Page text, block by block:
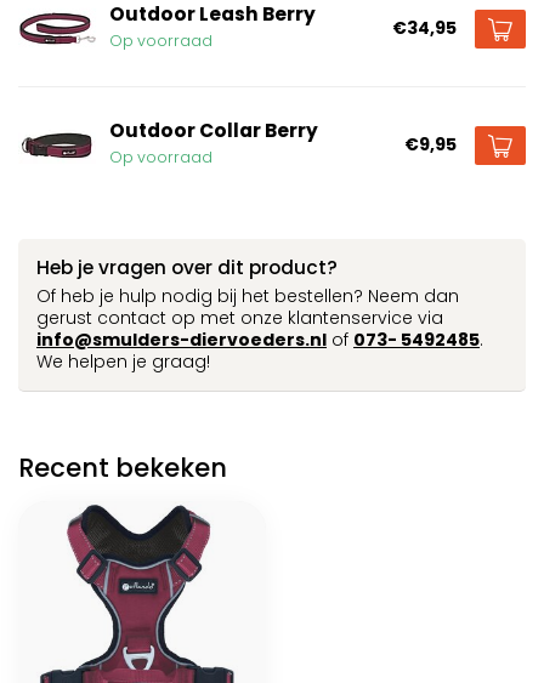
Outdoor Leash Berry
Op voorraad
€34,95
Outdoor Collar Berry
Op voorraad
€9,95
Heb je vragen over dit product?
Of heb je hulp nodig bij het bestellen? Neem dan
gerust contact op met onze klantenservice via
info@smulders-diervoeders.nl of 073- 5492485.
We helpen je graag!
Recent bekeken